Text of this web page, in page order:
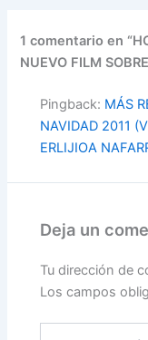
1 comentario en
NUEVO FILM
Pingback: MÁS
NAVIDAD 2011
ERLIJIOA
Deja un
Tu dirección de
Los campos